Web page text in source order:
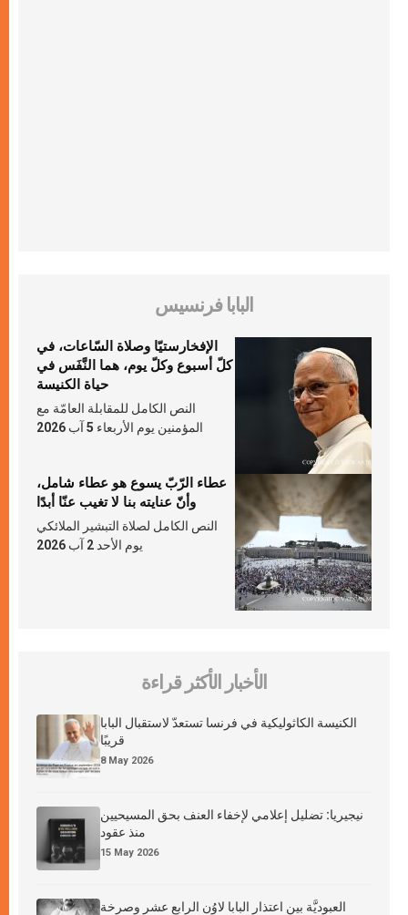
البابا فرنسيس
الإفخارستيّا وصلاة السّاعات، في
كلّ أسبوع وكلّ يوم، هما النَّفَس في
حياة الكنيسة
النص الكامل للمقابلة العامّة مع
المؤمنين يوم الأربعاء 5 آب 2026
عطاء الرّبّ يسوع هو عطاء شامل،
وأنّ عنايته بنا لا تغيب عنّا أبدًا
النص الكامل لصلاة التبشير الملائكي
يوم الأحد 2 آب 2026
الأخبار الأكثر قراءة
الكنيسة الكاثوليكية في فرنسا تستعدّ لاستقبال البابا
قريبًا
8 May 2026
نيجيريا: تضليل إعلامي لإخفاء العنف بحق المسيحيين
منذ عقود
15 May 2026
العبوديَّة بين اعتذار البابا لاوُن الرابع عشر وصرخة